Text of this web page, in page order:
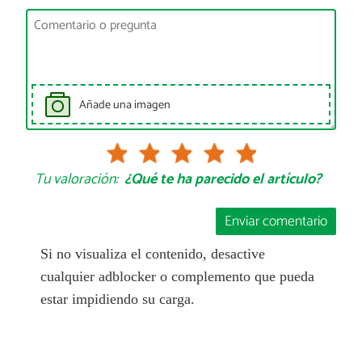
Añade una imagen
Tu valoración: ¿Qué te ha parecido el artículo?
Enviar comentario
Si no visualiza el contenido, desactive
cualquier adblocker o complemento que pueda
estar impidiendo su carga.